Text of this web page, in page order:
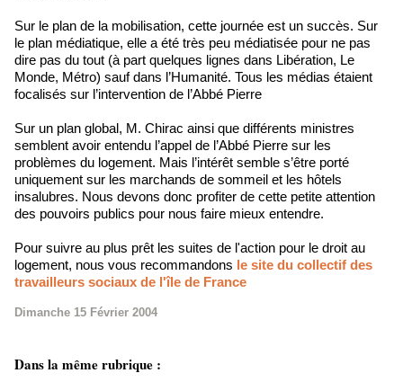
Sur le plan de la mobilisation, cette journée est un succès. Sur
le plan médiatique, elle a été très peu médiatisée pour ne pas
dire pas du tout (à part quelques lignes dans Libération, Le
Monde, Métro) sauf dans l’Humanité. Tous les médias étaient
focalisés sur l’intervention de l’Abbé Pierre
Sur un plan global, M. Chirac ainsi que différents ministres
semblent avoir entendu l’appel de l’Abbé Pierre sur les
problèmes du logement. Mais l’intérêt semble s’être porté
uniquement sur les marchands de sommeil et les hôtels
insalubres. Nous devons donc profiter de cette petite attention
des pouvoirs publics pour nous faire mieux entendre.
Pour suivre au plus prêt les suites de l'action pour le droit au
logement, nous vous recommandons le site du collectif des
travailleurs sociaux de l'île de France
Dimanche 15 Février 2004
Dans la même rubrique :